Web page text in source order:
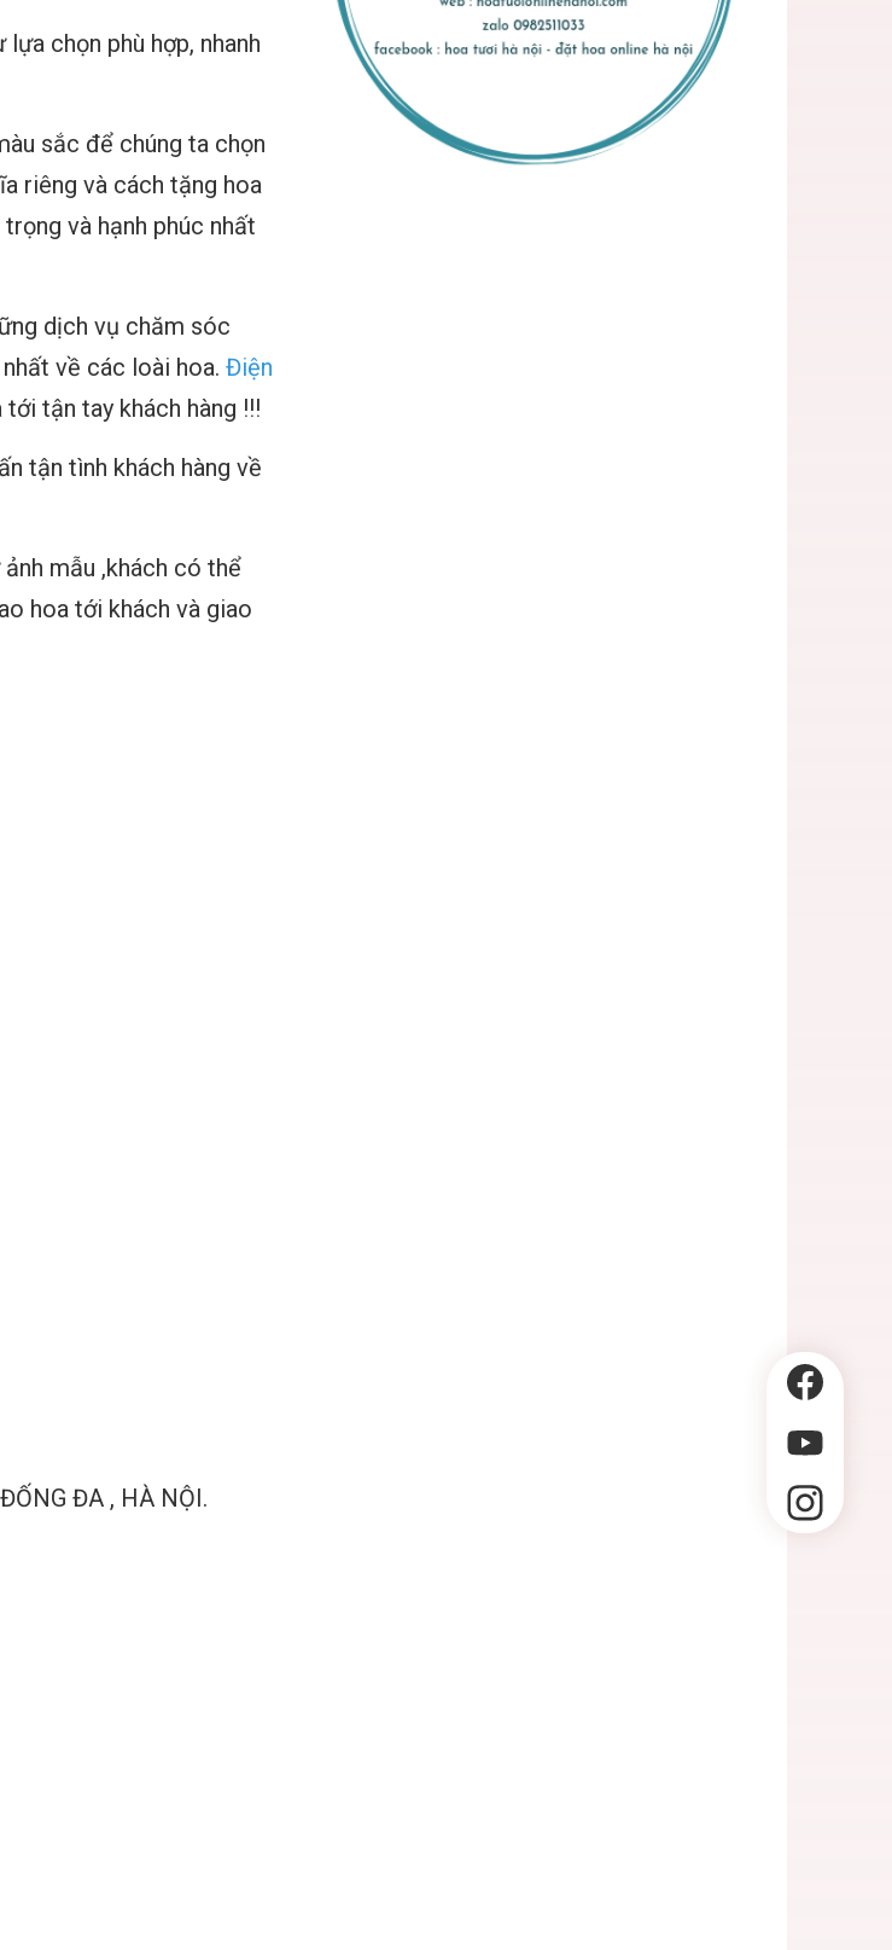
chọn phù hợp, nhanh
sắc để chúng ta chọn
riêng và cách tặng hoa
và hạnh phúc nhất
dịch vụ chăm sóc
về các loài hoa. Điện
tận tay khách hàng !!!
tận tình khách hàng về
mẫu ,khách có thể
hoa tới khách và giao
ĐA , HÀ NỘI.